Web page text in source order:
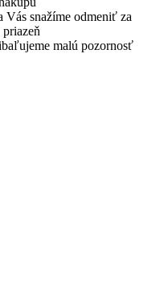
Vás snažíme odmeniť za
malú pozornosť